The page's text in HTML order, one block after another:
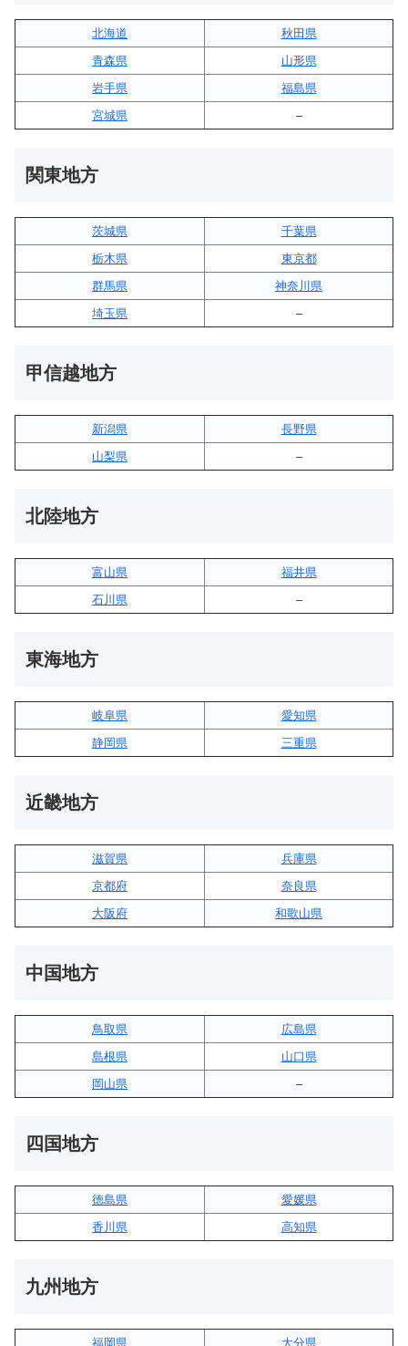
北海道
秋田県
青森県
山形県
岩手県
福島県
宮城県
–
関東地方
茨城県
千葉県
栃木県
東京都
群馬県
神奈川県
埼玉県
–
甲信越地方
新潟県
長野県
山梨県
–
北陸地方
富山県
福井県
石川県
–
東海地方
岐阜県
愛知県
静岡県
三重県
近畿地方
滋賀県
兵庫県
京都府
奈良県
大阪府
和歌山県
中国地方
鳥取県
広島県
島根県
山口県
岡山県
–
四国地方
徳島県
愛媛県
香川県
高知県
九州地方
福岡県 大分県